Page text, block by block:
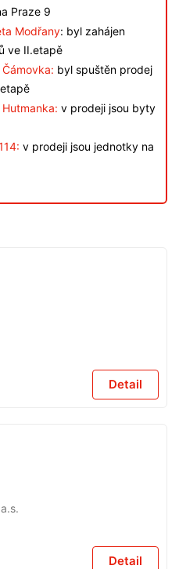
Praze 9
Modřany: byl zahájen
ve II.etapě
byl spuštěn prodej
v prodeji jsou byty
v prodeji jsou jednotky na
Detail
Detail